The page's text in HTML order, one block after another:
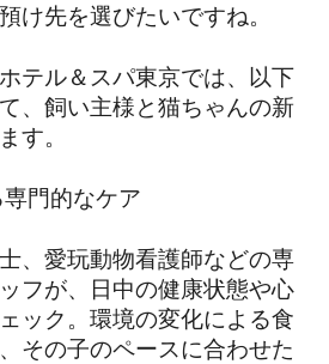
け先を選びたいですね。
テル＆スパ東京では、以下
、飼い主様と猫ちゃんの新
す。
門的なケア
、愛玩動物看護師などの専
フが、日中の健康状態や心
ック。環境の変化による食
その子のペースに合わせた